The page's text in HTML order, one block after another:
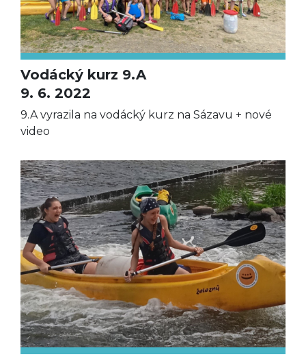
Vodácký kurz 9.A
9. 6. 2022
9.A vyrazila na vodácký kurz na Sázavu + nové
video